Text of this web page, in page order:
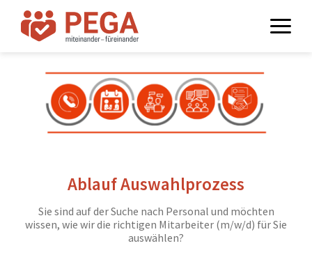
Ablauf Auswahlprozess
Sie sind auf der Suche nach Personal und möchten
wissen, wie wir die richtigen Mitarbeiter (m/w/d) für Sie
auswählen?